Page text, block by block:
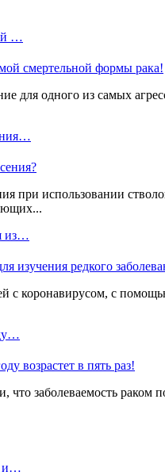
…
для одного из самых
при использовании
из…
с коронавирусом, с
что заболеваемость раком
и…